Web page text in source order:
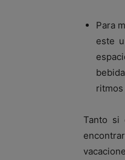
Para
este
Tanto si